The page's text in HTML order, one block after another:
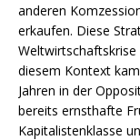
anderen
erkaufen. Diese
diesem Kontext
Jahren in der
bereits ernsthafte
Kapitalistenklasse